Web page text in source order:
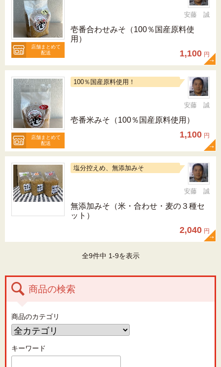
店舗まとめて
配送
安藤 誠
壱番合わせみそ（100％国産原料使
用）
1,100 円
店舗まとめて
配送
100％国産原料使用！
安藤 誠
壱番米みそ（100％国産原料使用）
1,100 円
塩分控えめ、無添加みそ
安藤 誠
無添加みそ（米・合わせ・麦の３種セ
ット）
2,040 円
全9件中 1-9を表示
商品の検索
商品のカテゴリ
キーワード